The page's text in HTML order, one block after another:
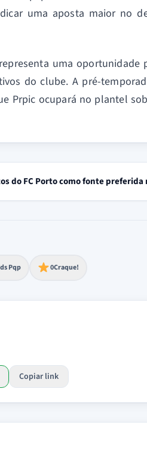
uma aposta maior no
uma oportunidade
do clube. A pré-
Prpic ocupará no plantel
do FC Porto como fonte preferida
Pqp
extremo 0Craque!
Copiar link